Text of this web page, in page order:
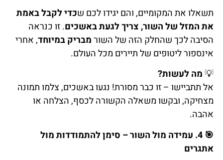
תשאלו את המקומיים, והם יגידו לכם שכדי לקבל באמת
את המזל של השור, צריך לגעת באשכים. זו כנראה
הסיבה לכך שהחלק הזה של השורמבריק במיוחד, אחרי
אינספור ליטופים של תיירים מכל העולם.
💡מה לעשות?
אל תתביישו – זו כבר מסורת! נגעו באשכים, צלמו תמונה
מצחיקה, ובקשו משאלה הקשורה לכסף, הצלחה או
אהבה.
🎯 4. עמידה מול השור – סימן להתמודדות מול
אתגרים